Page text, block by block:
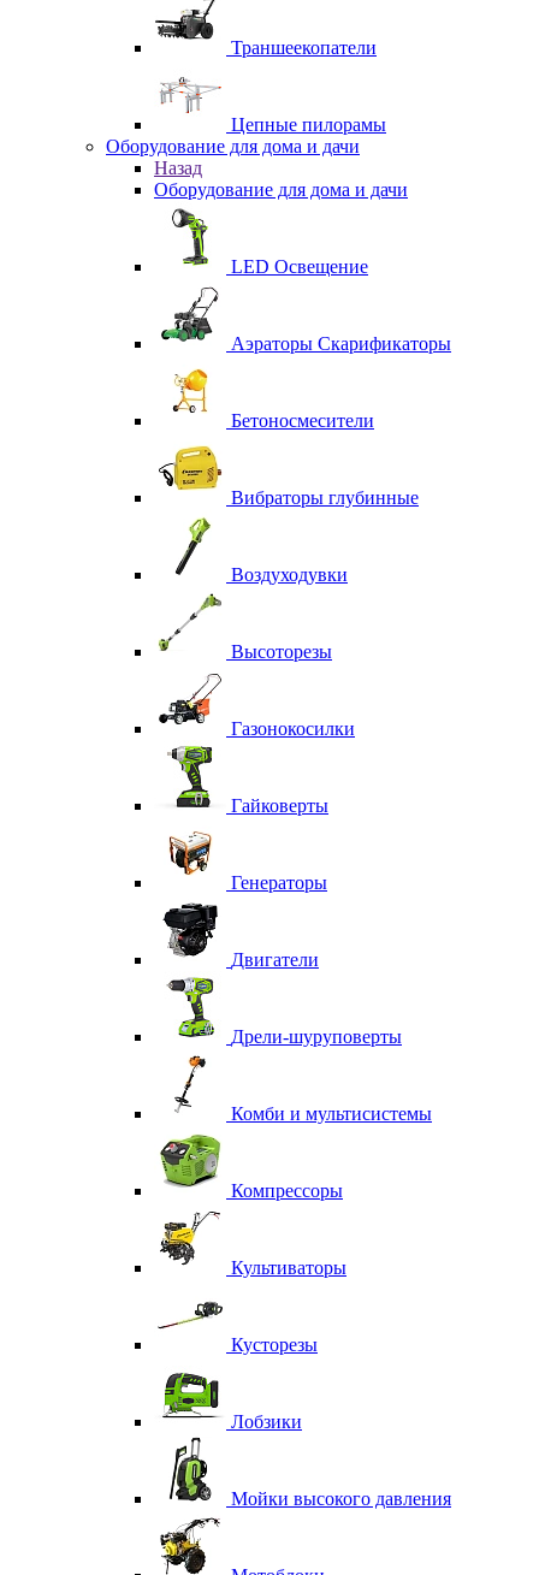
Траншеекопатели
Цепные пилорамы
Оборудование для дома и дачи
Назад
Оборудование для дома и дачи
LED Освещение
Аэраторы Скарификаторы
Бетоносмесители
Вибраторы глубинные
Воздуходувки
Высоторезы
Газонокосилки
Гайковерты
Генераторы
Двигатели
Дрели-шуруповерты
Комби и мультисистемы
Компрессоры
Культиваторы
Кусторезы
Лобзики
Мойки высокого давления